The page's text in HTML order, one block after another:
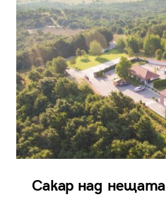
Сакар над нещата